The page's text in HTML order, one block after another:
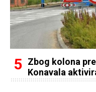
Zbog kolona
Konavala